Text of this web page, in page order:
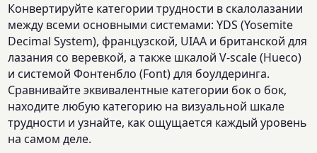
Конвертируйте категории трудности в скалолазании
между всеми основными системами: YDS (Yosemite
Decimal System), французской, UIAA и британской для
лазания со веревкой, а также шкалой V-scale (Hueco)
и системой Фонтенбло (Font) для боулдеринга.
Сравнивайте эквивалентные категории бок о бок,
находите любую категорию на визуальной шкале
трудности и узнайте, как ощущается каждый уровень
на самом деле.